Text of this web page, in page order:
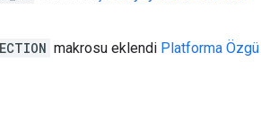
makrosu eklendi Platforma Özgü